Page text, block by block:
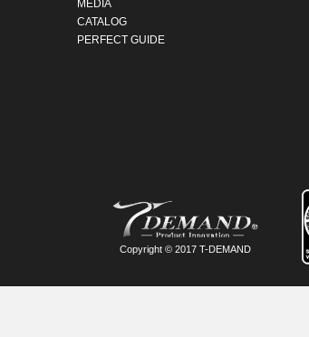
MEDIA
CATALOG
PERFECT GUIDE
Copyright © 2017 T-DEMAND